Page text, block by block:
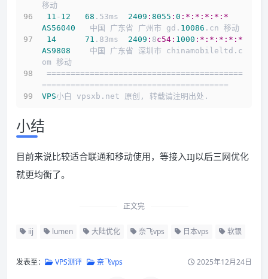
移动
11 - 12 68 .53ms 2409 : 8055 : 0 :* :* :* :* :*
AS56040
   中国 广东省 广州市 gd.
10086 .cn 移动
14
71 .83ms 2409 : 8c54: 1000 :* :* :* :* :*
AS9808
    中国 广东省 深圳市 chinamobileltd.c
om 移动
=======================================
VPS小白 vpsxb.net 原创, 转载请注明出处.
小结
目前来说比较适合联通和移动使用，等接入IIJ以后三网优化
就更均衡了。
正文完
iij lumen 大陆优化 奈飞vps 日本vps 软银
发表至： VPS测评 奈飞vps 2025年12月24日